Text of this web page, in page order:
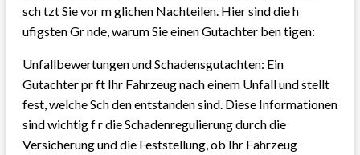
sch tzt Sie vor m glichen Nachteilen. Hier sind die h
ufigsten Gr nde, warum Sie einen Gutachter ben tigen:
Unfallbewertungen und Schadensgutachten: Ein
Gutachter pr ft Ihr Fahrzeug nach einem Unfall und stellt
fest, welche Sch den entstanden sind. Diese Informationen
sind wichtig f r die Schadenregulierung durch die
Versicherung und die Feststellung, ob Ihr Fahrzeug